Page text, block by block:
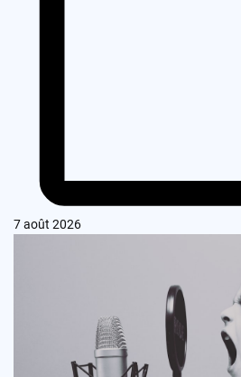
7 août 2026